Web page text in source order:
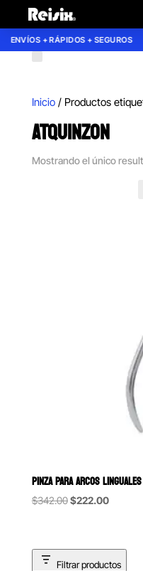
ENVÍOS + RÁPIDOS + SEGUROS
Inicio/ Productos
ATQUINZON
Mostrando el único
PINZA PARA ARCOS
$342.00Original
$342.00.
$222.00Current
$222.00.
Filtrar productos